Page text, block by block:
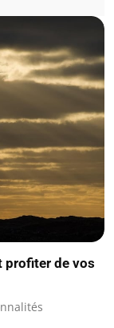
profiter de vos